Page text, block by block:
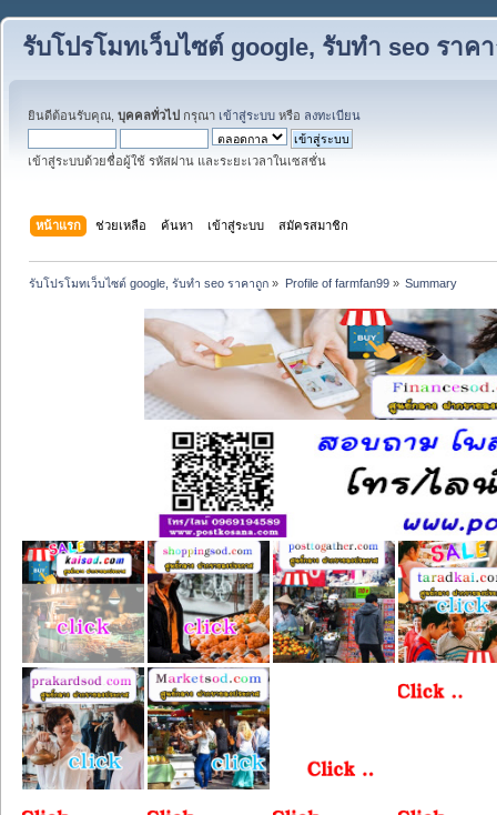
รับโปรโมทเว็บไซต์ google, รับทำ seo ราค
ยินดีต้อนรับคุณ, บุคคลทั่วไป กรุณา เข้าสู่ระบบ หรือ ลงทะเบียน
เข้าสู่ระบบด้วยชื่อผู้ใช้ รหัสผ่าน และระยะเวลาในเซสชั่น
หน้าแรก ช่วยเหลือ ค้นหา เข้าสู่ระบบ สมัครสมาชิก
รับโปรโมทเว็บไซต์ google, รับทำ seo ราคาถูก » Profile of farmfan99» Summary